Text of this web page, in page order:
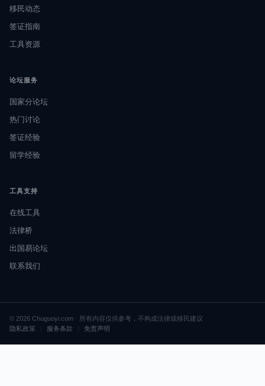
移民动态
签证指南
工具资源
论坛服务
国家分论坛
热门讨论
签证经验
留学经验
工具支持
在线工具
法律桥
出国易论坛
联系我们
© 2026 Chuguoyi.com · 所有内容仅供参考，不构成法律或移民建议
隐私政策
服务条款 免责声明